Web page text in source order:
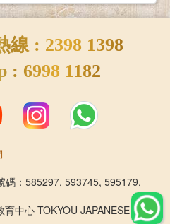
線 : 2398 1398
: 6998 1182
碼：585297, 593745, 595179,
中心 TOKYOU JAPANESE